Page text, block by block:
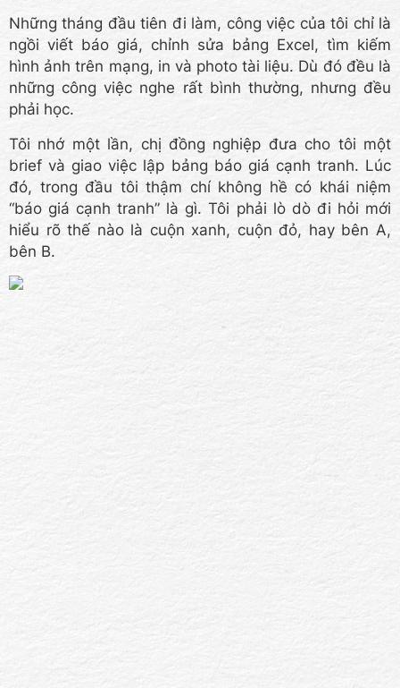
Những tháng đầu tiên đi làm, công việc của tôi chỉ là
ngồi viết báo giá, chỉnh sửa bảng Excel, tìm kiếm
hình ảnh trên mạng, in và photo tài liệu. Dù đó đều là
những công việc nghe rất bình thường, nhưng đều
phải học.
Tôi nhớ một lần, chị đồng nghiệp đưa cho tôi một
brief và giao việc lập bảng báo giá cạnh tranh. Lúc
đó, trong đầu tôi thậm chí không hề có khái niệm
“báo giá cạnh tranh” là gì. Tôi phải lò dò đi hỏi mới
hiểu rõ thế nào là cuộn xanh, cuộn đỏ, hay bên A,
bên B.